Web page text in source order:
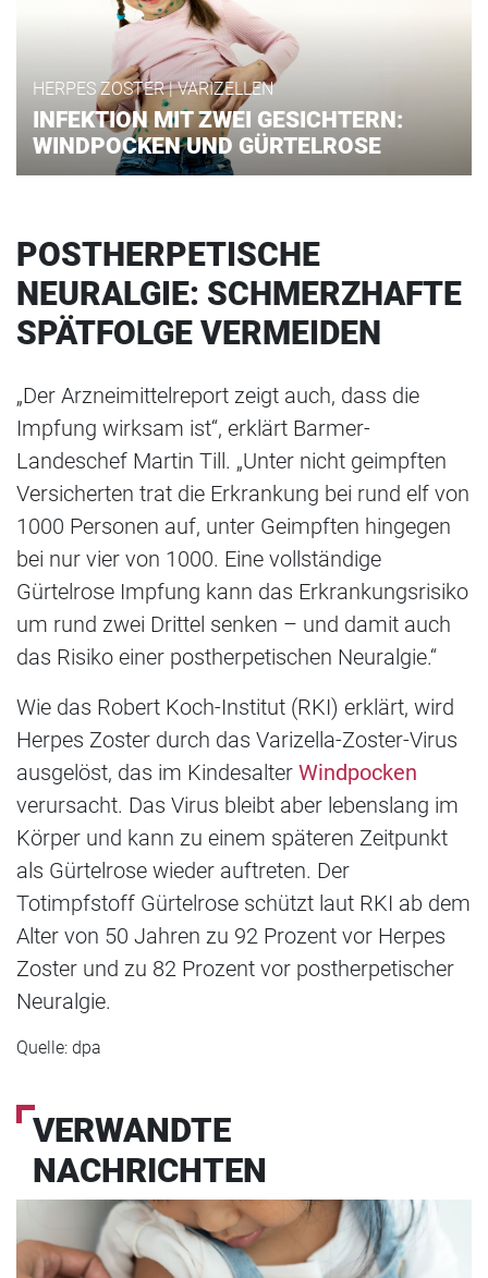
HERPES ZOSTER | VARIZELLEN
INFEKTION MIT ZWEI GESICHTERN:
WINDPOCKEN UND GÜRTELROSE
POSTHERPETISCHE
NEURALGIE: SCHMERZHAFTE
SPÄTFOLGE VERMEIDEN
„Der Arzneimittelreport zeigt auch, dass die
Impfung wirksam ist“, erklärt Barmer-
Landeschef Martin Till. „Unter nicht geimpften
Versicherten trat die Erkrankung bei rund elf von
1000 Personen auf, unter Geimpften hingegen
bei nur vier von 1000. Eine vollständige
Gürtelrose Impfung kann das Erkrankungsrisiko
um rund zwei Drittel senken – und damit auch
das Risiko einer postherpetischen Neuralgie.“
Wie das Robert Koch-Institut (RKI) erklärt, wird
Herpes Zoster durch das Varizella-Zoster-Virus
ausgelöst, das im Kindesalter Windpocken
verursacht. Das Virus bleibt aber lebenslang im
Körper und kann zu einem späteren Zeitpunkt
als Gürtelrose wieder auftreten. Der
Totimpfstoff Gürtelrose schützt laut RKI ab dem
Alter von 50 Jahren zu 92 Prozent vor Herpes
Zoster und zu 82 Prozent vor postherpetischer
Neuralgie.
Quelle: dpa
VERWANDTE
NACHRICHTEN